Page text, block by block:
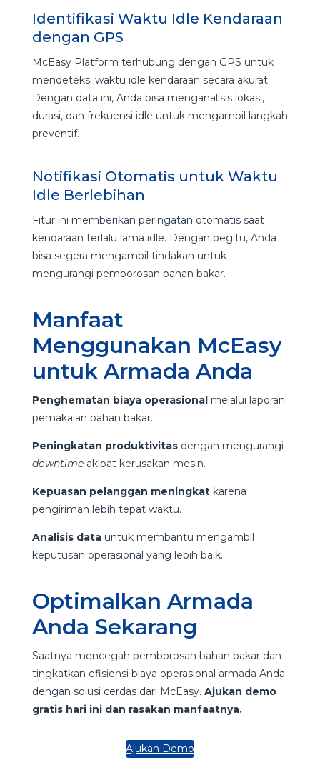
Identifikasi Waktu Idle Kendaraan
dengan GPS
McEasy Platform terhubung dengan GPS untuk
mendeteksi waktu idle kendaraan secara akurat.
Dengan data ini, Anda bisa menganalisis lokasi,
durasi, dan frekuensi idle untuk mengambil langkah
preventif.
Notifikasi Otomatis untuk Waktu
Idle Berlebihan
Fitur ini memberikan peringatan otomatis saat
kendaraan terlalu lama idle. Dengan begitu, Anda
bisa segera mengambil tindakan untuk
mengurangi pemborosan bahan bakar.
Manfaat
Menggunakan McEasy
untuk Armada Anda
Penghematan biaya operasionalmelalui laporan
pemakaian bahan bakar.
Peningkatan produktivitasdengan mengurangi
downtime akibat kerusakan mesin.
Kepuasan pelanggan meningkat karena
pengiriman lebih tepat waktu.
Analisis data untuk membantu mengambil
keputusan operasional yang lebih baik.
Optimalkan Armada
Anda Sekarang
Saatnya mencegah pemborosan bahan bakar dan
tingkatkan efisiensi biaya operasional armada Anda
dengan solusi cerdas dari McEasy. Ajukan demo
gratis hari ini dan rasakan manfaatnya.
Ajukan Demo